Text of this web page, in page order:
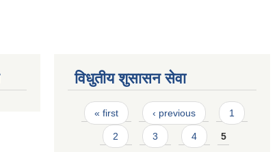
विधुतीय शुसासन सेवा
Pages
« first ‹ previous 1
2 3 4 5